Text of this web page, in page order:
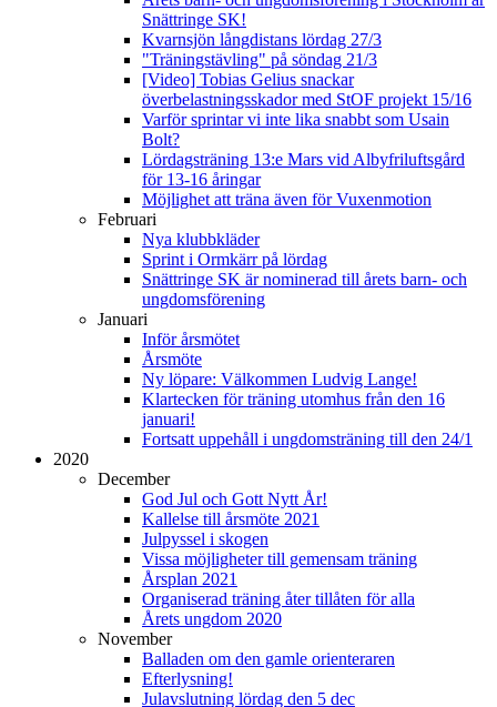
Snättringe SK!
Kvarnsjön långdistans lördag 27/3
"Träningstävling" på söndag 21/3
[Video] Tobias Gelius snackar
överbelastningsskador med StOF projekt 15/16
Varför sprintar vi inte lika snabbt som Usain
Bolt?
Lördagsträning 13:e Mars vid Albyfriluftsgård
för 13-16 åringar
Möjlighet att träna även för Vuxenmotion
Februari
Nya klubbkläder
Sprint i Ormkärr på lördag
Snättringe SK är nominerad till årets barn- och
ungdomsförening
Januari
Inför årsmötet
Årsmöte
Ny löpare: Välkommen Ludvig Lange!
Klartecken för träning utomhus från den 16
januari!
Fortsatt uppehåll i ungdomsträning till den 24/1
2020
December
God Jul och Gott Nytt År!
Kallelse till årsmöte 2021
Julpyssel i skogen
Vissa möjligheter till gemensam träning
Årsplan 2021
Organiserad träning åter tillåten för alla
Årets ungdom 2020
November
Balladen om den gamle orienteraren
Efterlysning!
Julavslutning lördag den 5 dec